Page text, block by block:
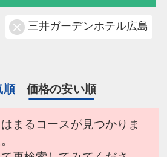
三井ガーデンホテル広島
順 価格の安い順
まるコースが見つかりま